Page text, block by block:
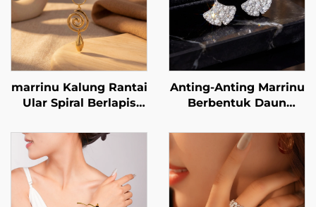
marrinu Kalung Rantai
Ular Spiral Berlapis
Anting-Anting Marrinu
Berbentuk Daun
Zirkon, dengan
Penutup Logam Perak
Sterling 925